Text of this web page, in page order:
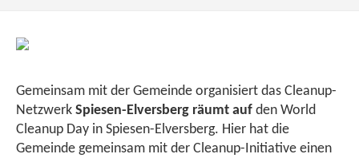
Gemeinsam mit der Gemeinde organisiert das Cleanup-
Netzwerk Spiesen-Elversberg räumt auf den World
Cleanup Day in Spiesen-Elversberg. Hier hat die
Gemeinde gemeinsam mit der Cleanup-Initiative einen